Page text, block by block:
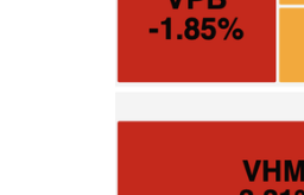
ĐA CHIỀU
Quan điểm